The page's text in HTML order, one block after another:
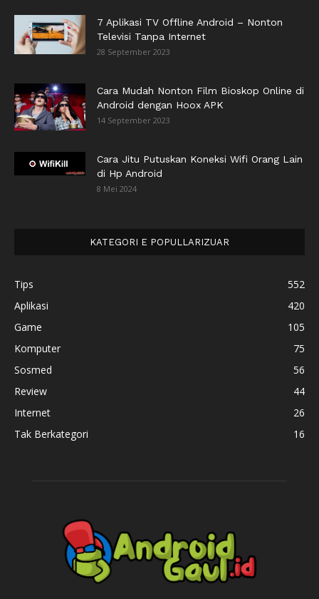
7 Aplikasi TV Offline Android – Nonton
Televisi Tanpa Internet
28 September 2023
Cara Mudah Nonton Film Bioskop Online di
Android dengan Hoox APK
14 September 2023
Cara Jitu Putuskan Koneksi Wifi Orang Lain
di Hp Android
8 Mei 2024
KATEGORI E POPULLARIZUAR
Tips
552
Aplikasi
420
Game
105
Komputer
75
Sosmed
56
Review
44
Internet
26
Tak Berkategori
16